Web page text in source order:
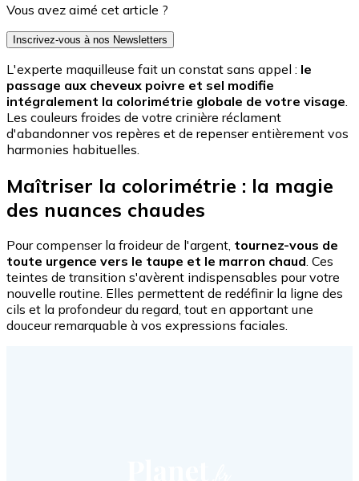
Vous avez aimé cet article ?
Inscrivez-vous à nos Newsletters
L'experte maquilleuse fait un constat sans appel : le
passage aux cheveux poivre et sel modifie
intégralement la colorimétrie globale de votre visage
Les couleurs froides de votre crinière réclament
d'abandonner vos repères et de repenser entièrement vos
harmonies habituelles.
Maîtriser la colorimétrie : la magie
des nuances chaudes
Pour compenser la froideur de l'argent, tournez-vous de
toute urgence vers le taupe et le marron chaud. Ces
teintes de transition s'avèrent indispensables pour votre
nouvelle routine. Elles permettent de redéfinir la ligne des
cils et la profondeur du regard, tout en apportant une
douceur remarquable à vos expressions faciales.